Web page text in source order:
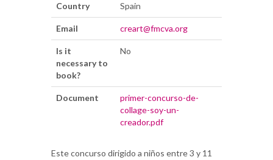
Country Spain
Email creart@fmcva.org
Is it
necessary to
book?
No
Document
primer-concurso-de-
collage-soy-un-
creador.pdf
Este concurso dirigido a niños entre 3 y 11